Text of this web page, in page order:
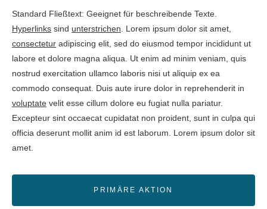
Standard Fließtext: Geeignet für beschreibende Texte.
Hyperlinks sind unterstrichen . Lorem ipsum dolor sit amet,
consectetur adipiscing elit, sed do eiusmod tempor incididunt ut
labore et dolore magna aliqua. Ut enim ad minim veniam, quis
nostrud exercitation ullamco laboris nisi ut aliquip ex ea
commodo consequat. Duis aute irure dolor in reprehenderit in
voluptate velit esse cillum dolore eu fugiat nulla pariatur.
Excepteur sint occaecat cupidatat non proident, sunt in culpa qui
officia deserunt mollit anim id est laborum. Lorem ipsum dolor sit
amet.
PRIMÄRE AKTION